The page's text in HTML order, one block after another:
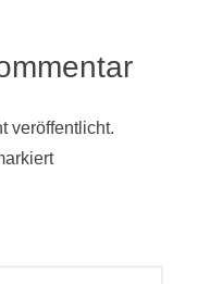
veröffentlicht.